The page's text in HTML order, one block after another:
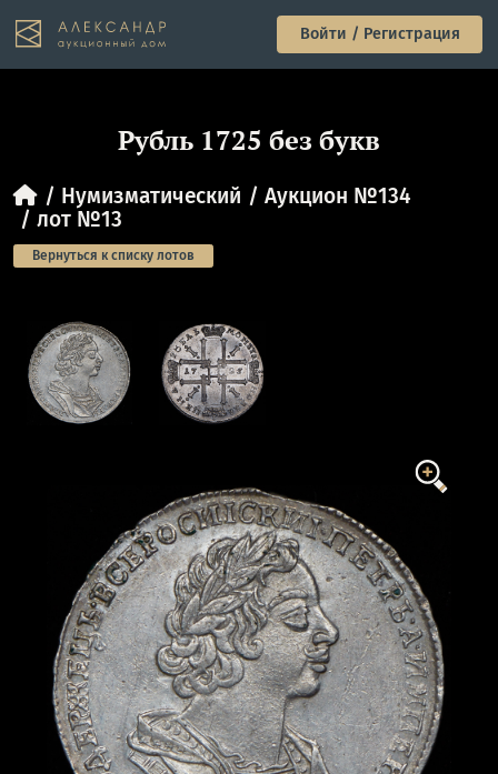
Войти / Регистрация
Рубль 1725 без букв
Нумизматический
Аукцион №134
лот №13
Вернуться к списку лотов